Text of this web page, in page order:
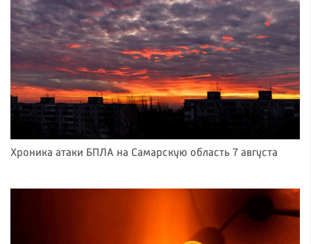
Хроника атаки БПЛА на Самарскую область 7 августа